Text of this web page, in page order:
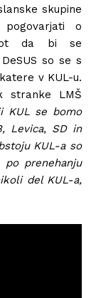
skupine
o
kot da bi se
so se s
v KUL-u.
stranke LMŠ
KUL se bomo
Levica, SD in
KUL-a so
prenehanju
del KUL-a,